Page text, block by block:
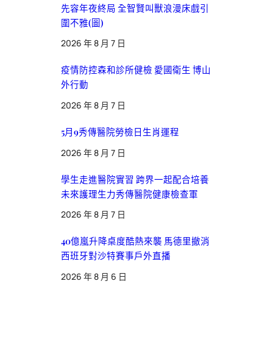
先容年夜終局 全智賢叫獸浪漫床戲引
圍不雅(圖)
2026 年 8 月 7 日
疫情防控森和診所健檢 愛國衛生 博山
外行動
2026 年 8 月 7 日
5月9秀傳醫院勞檢日生肖運程
2026 年 8 月 7 日
學生走進醫院實習 跨界一起配合培養
未來護理生力秀傳醫院健康檢查軍
2026 年 8 月 7 日
40億嵐升降桌度酷熱來襲 馬德里撤消
西班牙對沙特賽事戶外直播
2026 年 8 月 6 日